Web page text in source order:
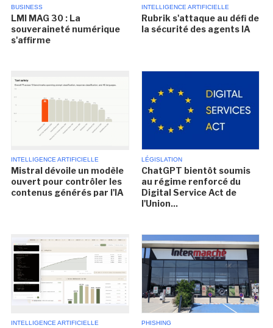
BUSINESS
LMI MAG 30 : La
souveraineté numérique
s'affirme
INTELLIGENCE ARTIFICIELLE
Rubrik s'attaque au défi de
la sécurité des agents IA
INTELLIGENCE ARTIFICIELLE
Mistral dévoile un modèle
ouvert pour contrôler les
contenus générés par l'IA
LÉGISLATION
ChatGPT bientôt soumis
au régime renforcé du
Digital Service Act de
l'Union...
INTELLIGENCE ARTIFICIELLE PHISHING